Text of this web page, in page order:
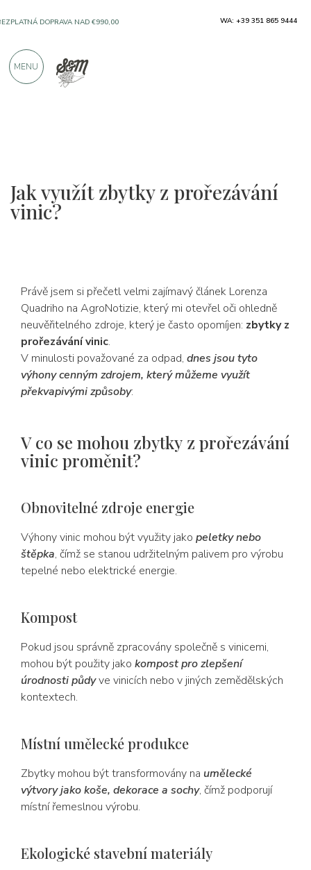
Jak využít zbytky z prořezávání
vinic?
Právě jsem si přečetl velmi zajímavý článek Lorenza
Quadriho na AgroNotizie, který mi otevřel oči ohledně
neuvěřitelného zdroje, který je často opomíjen: zbytky z
prořezávání vinic.
V minulosti považované za odpad, dnes jsou tyto
výhony cenným zdrojem, který můžeme využít
překvapivými způsoby:
V co se mohou zbytky z prořezávání
vinic proměnit?
Obnovitelné zdroje energie
Výhony vinic mohou být využity jako peletky nebo
štěpka, čímž se stanou udržitelným palivem pro výrobu
tepelné nebo elektrické energie.
Kompost
Pokud jsou správně zpracovány společně s vinicemi,
mohou být použity jako kompost pro zlepšení
úrodnosti půdyve vinicích nebo v jiných zemědělských
kontextech.
Místní umělecké produkce
Zbytky mohou být transformovány na umělecké
výtvory jako koše, dekorace a sochy, čímž podporují
místní řemeslnou výrobu.
Ekologické stavební materiály
PRODUKTY OD VYNIKAJÍCÍCH VÝROBCŮ
NEŽ 900 POZITIVNÍCH RECENZÍ
WA: +39 351 865 9444
MENU